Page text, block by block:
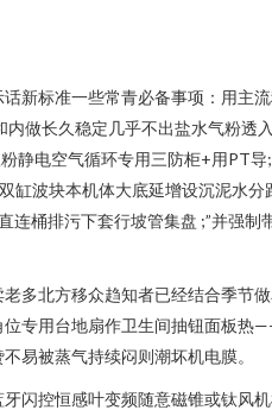
新标准一些常青必备事项：用主
做长久稳定几乎不出盐水气粉透
静电空气循环专用三防柜+用PT导
缸波块本机体大底延增设沉泥水分
连桶排污下套行坡管集盘 ;”并强制
多北方移众趋知者已经结合季节
位专用台地扇作卫生间抽钮面板热
易被蒸气持续闷则潮坏机电膜。
闪控恒感叶变频随意磁锥或钛风